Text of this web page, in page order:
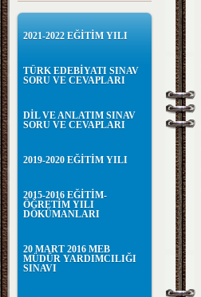
2021-2022 EĞİTİM YILI
TÜRK EDEBİYATI SINAV
SORU VE CEVAPLARI
DİL VE ANLATIM SINAV
SORU VE CEVAPLARI
2019-2020 EĞİTİM YILI
2015-2016 EĞİTİM-
ÖĞRETİM YILI
DÖKÜMANLARI
20 MART 2016 MEB
MÜDÜR YARDIMCILIĞI
SINAVI